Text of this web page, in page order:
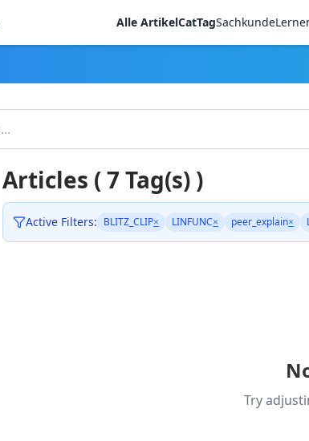
Alle ArtikelCatTagSachkunde
Articles ( 7 Tag(s) )
Active Filters: BLITZ_CLIP× LINFUNC× peer_explain×
Try